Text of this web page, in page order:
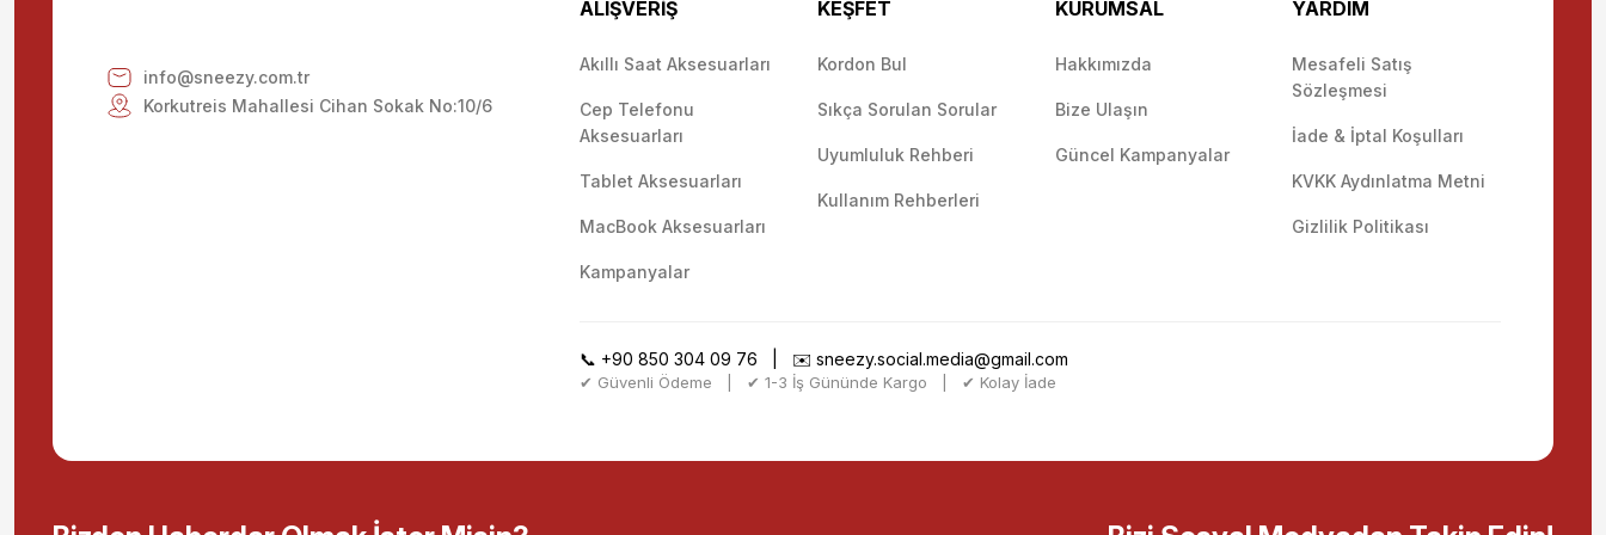
Gönder
info@sneezy.com.tr
Korkutreis Mahallesi Cihan Sokak No:10/6
ALIŞVERİŞ
Akıllı Saat Aksesuarları
Cep Telefonu
Aksesuarları
Tablet Aksesuarları
MacBook Aksesuarları
Kampanyalar
KEŞFET
Kordon Bul
Sıkça Sorulan Sorular
Uyumluluk Rehberi
Kullanım Rehberleri
KURUMSAL
Hakkımızda
Bize Ulaşın
Güncel Kampanyalar
YARDIM
Mesafeli Satış
Sözleşmesi
İade & İptal Koşulları
KVKK Aydınlatma Metni
Gizlilik Politikası
📞 +90 850 304 09 76 | ✉️sneezy.social.media@gmail.com
✔ Güvenli Ödeme | ✔ 1-3 İş Gününde Kargo | ✔ Kolay İade